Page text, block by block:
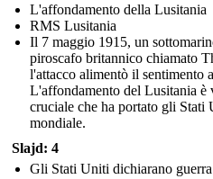
L'affondamento della Lusitania
RMS Lusitania
Il 7 maggio 1915, un
piroscafo britannico chiamato
l'attacco alimentò il sentimento
L'affondamento del Lusitania
cruciale che ha portato gli Stati
mondiale.
Slajd: 4
Gli Stati Uniti dichiarano